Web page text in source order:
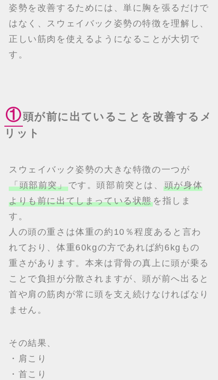
姿勢を改善するためには、単に胸を張るだけで
はなく、スウェイバック姿勢の特徴を理解し、
正しい筋肉を使えるようになることが大切で
す。
①頭が前に出ていることを改善するメ
リット
スウェイバック姿勢の大きな特徴の一つが
「頭部前突」です。頭部前突とは、 頭が身体
よりも前に出てしまっている状態を指しま
す。
人の頭の重さは体重の約10％程度あると言わ
れており、体重60kgの方であれば約6kgもの
重さがあります。本来は背骨の真上に頭が乗る
ことで負担が分散されますが、頭が前へ出ると
首や肩の筋肉が常に頭を支え続けなければなり
ません。
その結果、
・肩こり
・首こり